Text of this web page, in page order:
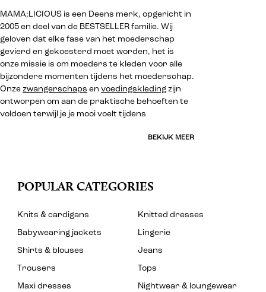
MAMA;LICIOUS is een Deens merk, opgericht in
2005 en deel van de BESTSELLER familie. Wij
geloven dat elke fase van het moederschap
gevierd en gekoesterd moet worden, het is
onze missie is om moeders te kleden voor alle
bijzondere momenten tijdens het moederschap.
Onze zwangerschaps en voedingskleding zijn
ontworpen om aan de praktische behoeften te
voldoen terwijl je je mooi voelt tijdens
BEKIJK MEER
POPULAR CATEGORIES
Knits & cardigans
Knitted dresses
Babywearing jackets
Lingerie
Shirts & blouses
Jeans
Trousers
Tops
Maxi dresses
Nightwear & loungewear